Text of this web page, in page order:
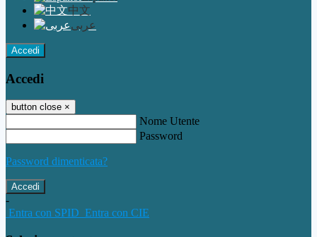
中文
عربى
Accedi
Accedi
button close ×
Nome Utente
Password
Password dimenticata?
-
Entra con SPID Entra con CIE